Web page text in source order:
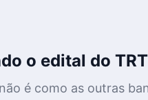
o edital do
é como as outras